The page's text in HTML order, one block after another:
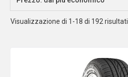
Visualizzazione di 1-18 di 192 risultati